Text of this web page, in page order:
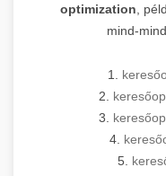
optimization ,
mind-
1.
2.
3.
4.
5.